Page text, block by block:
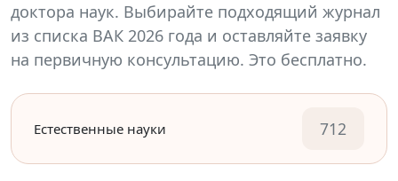
доктора наук. Выбирайте подходящий журнал
из списка ВАК 2026 года и оставляйте заявку
на первичную консультацию. Это бесплатно.
Естественные науки 712